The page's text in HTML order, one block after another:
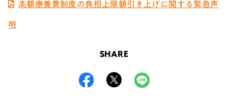
高額療養費制度の負担上限額引き上げに関する緊急声
明
SHARE